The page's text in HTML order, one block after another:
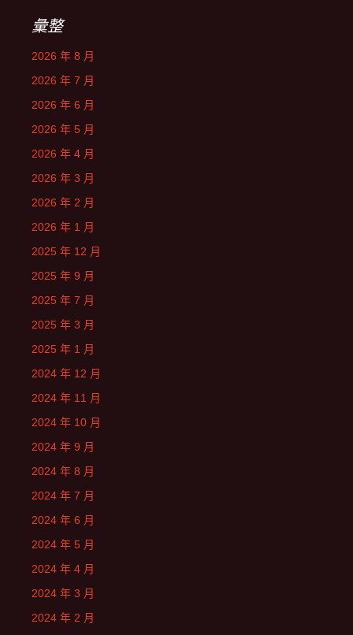
彙整
2026 年 8 月
2026 年 7 月
2026 年 6 月
2026 年 5 月
2026 年 4 月
2026 年 3 月
2026 年 2 月
2026 年 1 月
2025 年 12 月
2025 年 9 月
2025 年 7 月
2025 年 3 月
2025 年 1 月
2024 年 12 月
2024 年 11 月
2024 年 10 月
2024 年 9 月
2024 年 8 月
2024 年 7 月
2024 年 6 月
2024 年 5 月
2024 年 4 月
2024 年 3 月
2024 年 2 月